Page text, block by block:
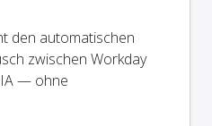
den automatischen
zwischen Workday
— ohne